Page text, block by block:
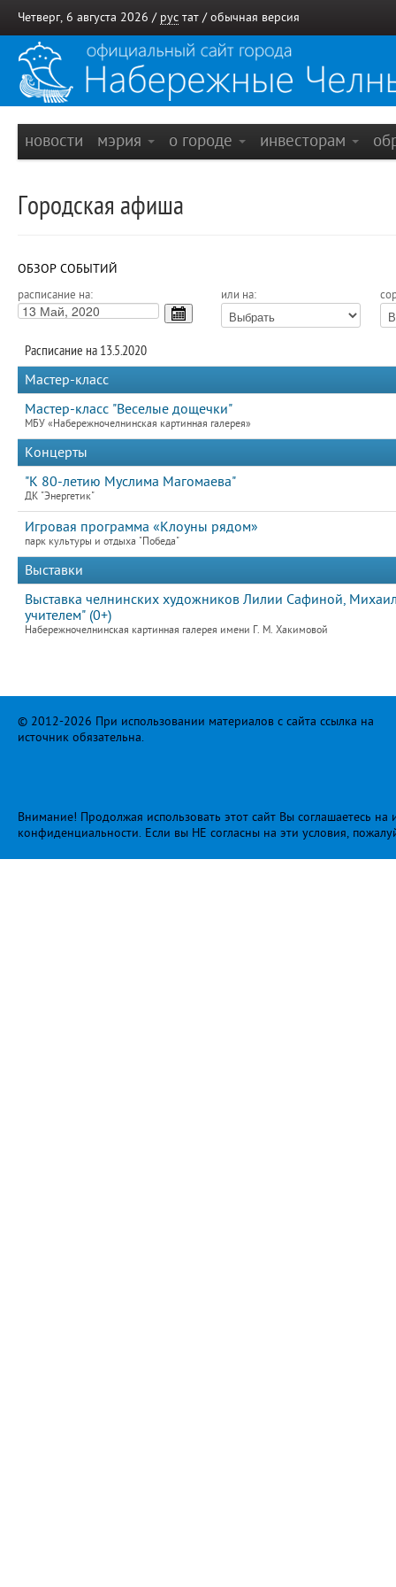
Четверг, 6 августа 2026 / рус тат / обычная версия
новости мэрия о городе инвесторам
Городская афиша
ОБЗОР СОБЫТИЙ
расписание на: или на:
Расписание на 13.5.2020
Мастер-класс
Мастер-класс "Веселые дощечки"
МБУ «Набережночелнинская картинная галерея»
Концерты
"К 80-летию Муслима Магомаева"
ДК "Энергетик"
Игровая программа «Клоуны рядом»
парк культуры и отдыха "Победа"
Выставки
Выставка челнинских художников Лилии Сафиной,
учителем" (0+)
Набережночелнинская картинная галерея имени Г. М. Хакимовой
© 2012-2026 При использовании материалов с сайта ссылка на
источник обязательна.
Внимание! Продолжая использовать этот сайт Вы соглашаетесь
конфиденциальности. Если вы НЕ согласны на эти условия,